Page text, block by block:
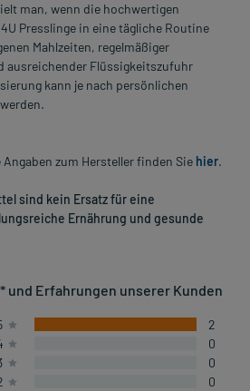
man, wenn die hochwertigen
Presslinge in eine tägliche Routine
Mahlzeiten, regelmäßiger
ausreichender Flüssigkeitszufuhr
kann je nach persönlichen
zum Hersteller finden Sie hier.
sind kein Ersatz für eine
Ernährung und gesunde
und Erfahrungen unserer Kunden
2
0
0
0